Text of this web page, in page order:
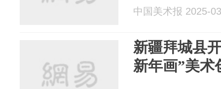
中国美术报 2025-
新疆拜城县
新年画”美术